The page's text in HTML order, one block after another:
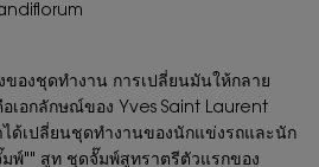
องชุดทำงาน การเปลี่ยนมันให้กลาย
อกลักษณ์ของ Yves Saint Laurent
ได้เปลี่ยนชุดทำงานของนักแข่งรถและนัก
มพ์"" สูท ชุดจั๊มพ์สูทราตรีตัวแรกของ